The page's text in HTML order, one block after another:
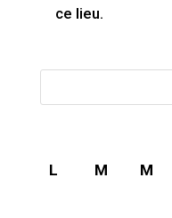
ce lieu.
L M M